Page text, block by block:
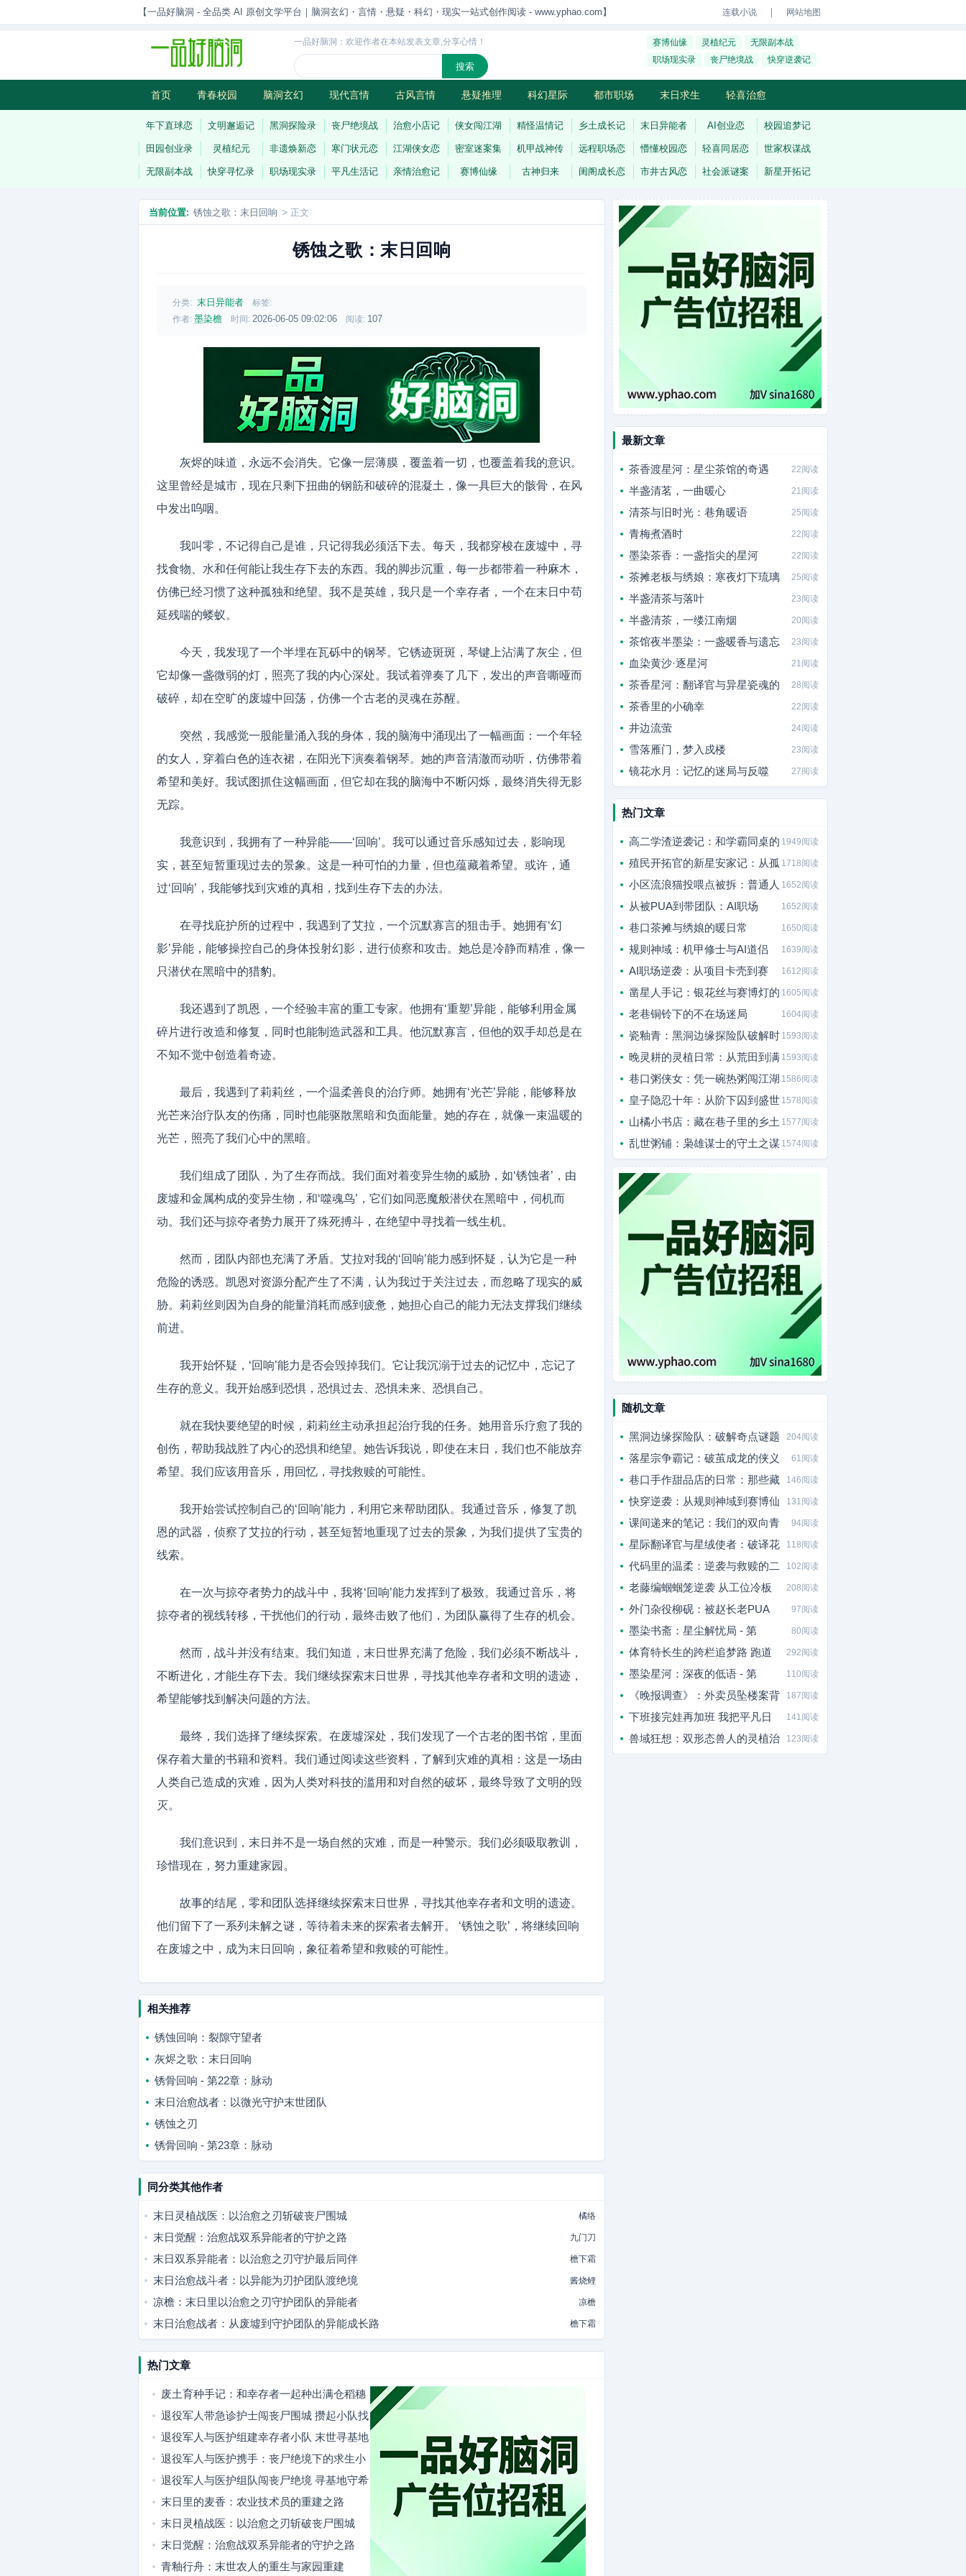
【一品好脑洞 - 全品类 AI 原创文学平台｜脑洞玄幻・言情・悬疑・科幻・现实一站式创作阅读 - www.yphao.com】 连载小说 ｜ 网站地图
一品好脑洞：欢迎作者在本站发表文章,分享心情！ 赛博仙缘 灵植纪元
无限副本战
职场现实录
丧尸绝境战 快穿逆袭记
首页 青春校园 脑洞玄幻 现代言情 古风言情 悬疑推理 科幻星际 都市职场 末日求生 轻喜治愈
历史权谋 武侠江湖 灵异志怪 连载
年下直球恋 文明邂逅记 黑洞探险录 丧尸绝境战 治愈小店记 侠女闯江湖 精怪温情记 乡土成长记 末日异能者 AI创业恋 校园追梦记
田园创业录 灵植纪元 非遗焕新恋 寒门状元恋 江湖侠女恋 密室迷案集 机甲战神传 远程职场恋 懵懂校园恋 轻喜同居恋 世家权谋战
无限副本战 快穿寻忆录 职场现实录 平凡生活记 亲情治愈记 赛博仙缘 古神归来 闺阁成长恋 市井古风恋 社会派谜案 新星开拓记
当前位置: 锈蚀之歌：末日回响 > 正文
锈蚀之歌：末日回响
分类: 末日异能者
标签:
作者: 墨染檐 时间: 2026-06-05 09:02:06 阅读: 107
灰烬的味道，永远不会消失。它像一层薄膜，覆盖着一切，也覆盖着我的意识。
这里曾经是城市，现在只剩下扭曲的钢筋和破碎的混凝土，像一具巨大的骸骨，在风
中发出呜咽。
我叫零，不记得自己是谁，只记得我必须活下去。每天，我都穿梭在废墟中，寻
找食物、水和任何能让我生存下去的东西。我的脚步沉重，每一步都带着一种麻木，
仿佛已经习惯了这种孤独和绝望。我不是英雄，我只是一个幸存者，一个在末日中苟
延残喘的蝼蚁。
今天，我发现了一个半埋在瓦砾中的钢琴。它锈迹斑斑，琴键上沾满了灰尘，但
它却像一盏微弱的灯，照亮了我的内心深处。我试着弹奏了几下，发出的声音嘶哑而
破碎，却在空旷的废墟中回荡，仿佛一个古老的灵魂在苏醒。
突然，我感觉一股能量涌入我的身体，我的脑海中涌现出了一幅画面：一个年轻
的女人，穿着白色的连衣裙，在阳光下演奏着钢琴。她的声音清澈而动听，仿佛带着
希望和美好。我试图抓住这幅画面，但它却在我的脑海中不断闪烁，最终消失得无影
无踪。
我意识到，我拥有了一种异能——‘回响’。我可以通过音乐感知过去，影响现
实，甚至短暂重现过去的景象。这是一种可怕的力量，但也蕴藏着希望。或许，通
过‘回响’，我能够找到灾难的真相，找到生存下去的办法。
在寻找庇护所的过程中，我遇到了艾拉，一个沉默寡言的狙击手。她拥有‘幻
影’异能，能够操控自己的身体投射幻影，进行侦察和攻击。她总是冷静而精准，像一
只潜伏在黑暗中的猎豹。
我还遇到了凯恩，一个经验丰富的重工专家。他拥有‘重塑’异能，能够利用金属
碎片进行改造和修复，同时也能制造武器和工具。他沉默寡言，但他的双手却总是在
不知不觉中创造着奇迹。
最后，我遇到了莉莉丝，一个温柔善良的治疗师。她拥有‘光芒’异能，能够释放
光芒来治疗队友的伤痛，同时也能驱散黑暗和负面能量。她的存在，就像一束温暖的
光芒，照亮了我们心中的黑暗。
我们组成了团队，为了生存而战。我们面对着变异生物的威胁，如‘锈蚀者’，由
废墟和金属构成的变异生物，和‘噬魂鸟’，它们如同恶魔般潜伏在黑暗中，伺机而
动。我们还与掠夺者势力展开了殊死搏斗，在绝望中寻找着一线生机。
然而，团队内部也充满了矛盾。艾拉对我的‘回响’能力感到怀疑，认为它是一种
危险的诱惑。凯恩对资源分配产生了不满，认为我过于关注过去，而忽略了现实的威
胁。莉莉丝则因为自身的能量消耗而感到疲惫，她担心自己的能力无法支撑我们继续
前进。
我开始怀疑，‘回响’能力是否会毁掉我们。它让我沉溺于过去的记忆中，忘记了
生存的意义。我开始感到恐惧，恐惧过去、恐惧未来、恐惧自己。
就在我快要绝望的时候，莉莉丝主动承担起治疗我的任务。她用音乐疗愈了我的
创伤，帮助我战胜了内心的恐惧和绝望。她告诉我说，即使在末日，我们也不能放弃
希望。我们应该用音乐，用回忆，寻找救赎的可能性。
我开始尝试控制自己的‘回响’能力，利用它来帮助团队。我通过音乐，修复了凯
恩的武器，侦察了艾拉的行动，甚至短暂地重现了过去的景象，为我们提供了宝贵的
线索。
在一次与掠夺者势力的战斗中，我将‘回响’能力发挥到了极致。我通过音乐，将
掠夺者的视线转移，干扰他们的行动，最终击败了他们，为团队赢得了生存的机会。
然而，战斗并没有结束。我们知道，末日世界充满了危险，我们必须不断战斗，
不断进化，才能生存下去。我们继续探索末日世界，寻找其他幸存者和文明的遗迹，
希望能够找到解决问题的方法。
最终，我们选择了继续探索。在废墟深处，我们发现了一个古老的图书馆，里面
保存着大量的书籍和资料。我们通过阅读这些资料，了解到灾难的真相：这是一场由
人类自己造成的灾难，因为人类对科技的滥用和对自然的破坏，最终导致了文明的毁
灭。
我们意识到，末日并不是一场自然的灾难，而是一种警示。我们必须吸取教训，
珍惜现在，努力重建家园。
故事的结尾，零和团队选择继续探索末日世界，寻找其他幸存者和文明的遗迹。
他们留下了一系列未解之谜，等待着未来的探索者去解开。 ‘锈蚀之歌’，将继续回响
在废墟之中，成为末日回响，象征着希望和救赎的可能性。
相关推荐
锈蚀回响：裂隙守望者
灰烬之歌：末日回响
锈骨回响 - 第22章：脉动
末日治愈战者：以微光守护末世团队
锈蚀之刃
锈骨回响 - 第23章：脉动
同分类其他作者
末日灵植战医：以治愈之刃斩破丧尸围城 橘络
末日觉醒：治愈战双系异能者的守护之路 九门刀
末日双系异能者：以治愈之刃守护最后同伴 檐下霜
末日治愈战斗者：以异能为刃护团队渡绝境 酱烧鲤
凉檐：末日里以治愈之刃守护团队的异能者 凉檐
末日治愈战者：从废墟到守护团队的异能成长路 檐下霜
热门文章
废土育种手记：和幸存者一起种出满仓稻穗
退役军人带急诊护士闯丧尸围城 攒起小队找
隐秘据点
退役军人与医护组建幸存者小队 末世寻基地
燃爽又暖心
退役军人与医护携手：丧尸绝境下的求生小
队
退役军人与医护组队闯丧尸绝境 寻基地守希
望
末日里的麦香：农业技术员的重建之路
末日灵植战医：以治愈之刃斩破丧尸围城
末日觉醒：治愈战双系异能者的守护之路
青釉行舟：末世农人的重生与家园重建
最新文章
茶香渡星河：星尘茶馆的奇遇 22阅读
半盏清茗，一曲暖心 21阅读
清茶与旧时光：巷角暖语 25阅读
青梅煮酒时 22阅读
墨染茶香：一盏指尖的星河 22阅读
茶摊老板与绣娘：寒夜灯下琉璃 25阅读
半盏清茶与落叶 23阅读
半盏清茶，一缕江南烟 20阅读
茶馆夜半墨染：一盏暖香与遗忘 23阅读
血染黄沙·逐星河 21阅读
茶香星河：翻译官与异星瓷魂的 28阅读
茶香里的小确幸 22阅读
井边流萤 24阅读
雪落雁门，梦入戍楼 23阅读
镜花水月：记忆的迷局与反噬 27阅读
热门文章
高二学渣逆袭记：和学霸同桌的 1949阅读
殖民开拓官的新星安家记：从孤 1718阅读
小区流浪猫投喂点被拆：普通人 1652阅读
从被PUA到带团队：AI职场 1652阅读
巷口茶摊与绣娘的暖日常 1650阅读
规则神域：机甲修士与AI道侣 1639阅读
AI职场逆袭：从项目卡壳到赛 1612阅读
凿星人手记：银花丝与赛博灯的 1605阅读
老巷铜铃下的不在场迷局 1604阅读
瓷釉青：黑洞边缘探险队破解时 1593阅读
晚灵耕的灵植日常：从荒田到满 1593阅读
巷口粥侠女：凭一碗热粥闯江湖 1586阅读
皇子隐忍十年：从阶下囚到盛世 1578阅读
山橘小书店：藏在巷子里的乡土 1577阅读
乱世粥铺：枭雄谋士的守土之谋 1574阅读
随机文章
黑洞边缘探险队：破解奇点谜题 204阅读
落星宗争霸记：破茧成龙的侠义 61阅读
巷口手作甜品店的日常：那些藏 146阅读
快穿逆袭：从规则神域到赛博仙 131阅读
课间递来的笔记：我们的双向青 94阅读
星际翻译官与星绒使者：破译花 118阅读
代码里的温柔：逆袭与救赎的二 102阅读
老藤编蝈蝈笼逆袭 从工位冷板 208阅读
外门杂役柳砚：被赵长老PUA 97阅读
墨染书斋：星尘解忧局 - 第 80阅读
体育特长生的跨栏追梦路 跑道 292阅读
墨染星河：深夜的低语 - 第 110阅读
《晚报调查》：外卖员坠楼案背 187阅读
下班接完娃再加班 我把平凡日 141阅读
兽域狂想：双形态兽人的灵植治 123阅读